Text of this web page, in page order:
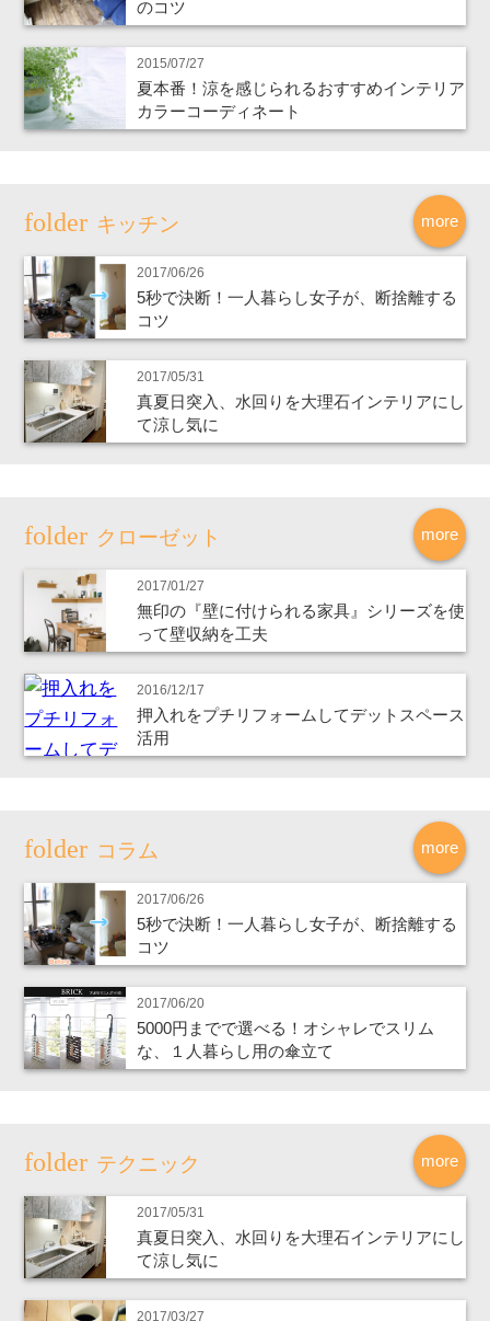
のコツ
2015/07/27
夏本番！涼を感じられるおすすめインテリア
カラーコーディネート
more
キッチン
2017/06/26
5秒で決断！一人暮らし女子が、断捨離する
コツ
2017/05/31
真夏日突入、水回りを大理石インテリアにし
て涼し気に
more
クローゼット
2017/01/27
無印の『壁に付けられる家具』シリーズを使
って壁収納を工夫
2016/12/17
押入れをプチリフォームしてデットスペース
活用
more
コラム
2017/06/26
5秒で決断！一人暮らし女子が、断捨離する
コツ
2017/06/20
5000円までで選べる！オシャレでスリム
な、１人暮らし用の傘立て
more
テクニック
2017/05/31
真夏日突入、水回りを大理石インテリアにし
て涼し気に
2017/03/27